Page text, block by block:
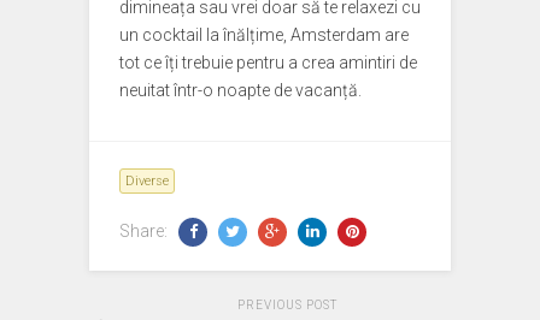
dimineața sau vrei doar să te relaxezi cu
un cocktail la înălțime, Amsterdam are
tot ce îți trebuie pentru a crea amintiri de
neuitat într-o noapte de vacanță.
Diverse
Share:
PREVIOUS POST